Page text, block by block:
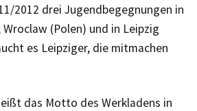
2012 drei Jugendbegegnungen in
(Polen) und in Leipzig
es Leipziger, die mitmachen
das Motto des Werkladens in